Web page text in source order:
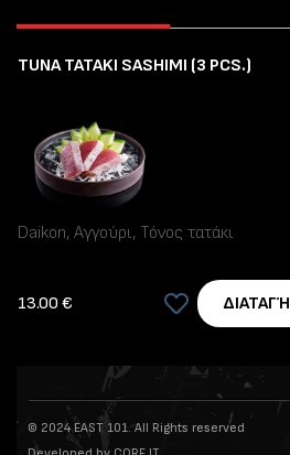
TUNA TATAKI SASHIMI (3 PCS.)
Daikon, Αγγούρι, Τόνος τατάκι
13.00 € ΔΙΑΤΑΓΉ
© 2024 EAST 101. All Rights reserved